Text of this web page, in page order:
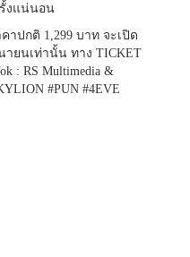
งแน่นอน
าปกติ 1,299 บาท จะเปิด
ายนเท่านั้น ทาง TICKET
: RS Multimedia &
#PUN #4EVE